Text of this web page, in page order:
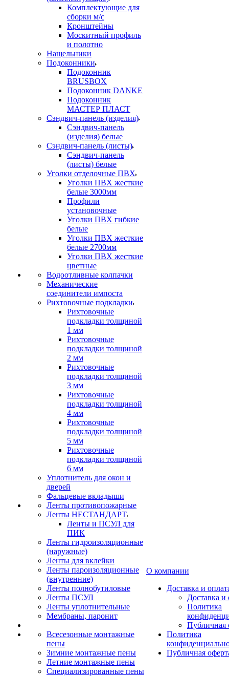
Комплектующие для
сборки м/с
Кронштейны
Москитный профиль
и полотно
Нащельники
Подоконники
Подоконник
BRUSBOX
Подоконник DANKE
Подоконник
МАСТЕР ПЛАСТ
Сэндвич-панель (изделия)
Сэндвич-панель
(изделия) белые
Сэндвич-панель (листы)
Сэндвич-панель
(листы) белые
Уголки отделочные ПВХ
Уголки ПВХ жесткие
белые 3000мм
Профили
установочные
Уголки ПВХ гибкие
белые
Уголки ПВХ жесткие
белые 2700мм
Уголки ПВХ жесткие
цветные
Водоотливные колпачки
Механические
соединители импоста
Рихтовочные подкладки
Рихтовочные
подкладки толщиной
1 мм
Рихтовочные
подкладки толщиной
2 мм
Рихтовочные
подкладки толщиной
3 мм
Рихтовочные
подкладки толщиной
4 мм
Рихтовочные
подкладки толщиной
5 мм
Рихтовочные
подкладки толщиной
6 мм
Уплотнитель для окон и
дверей
Фальцевые вкладыши
Ленты противопожарные
Ленты НЕСТАНДАРТ
Ленты и ПСУЛ для
ПИК
Ленты гидроизоляционные
(наружные)
Ленты для вклейки
Ленты пароизоляционные
(внутренние)
Ленты полнобутиловые
Ленты ПСУЛ
Ленты уплотнительные
Мембраны, паронит
Всесезонные монтажные
пены
Зимние монтажные пены
Летние монтажные пены
Специализированные пены
О компании
Доставка и
Доставка и
Политика
Публичная
Политика
Публичная